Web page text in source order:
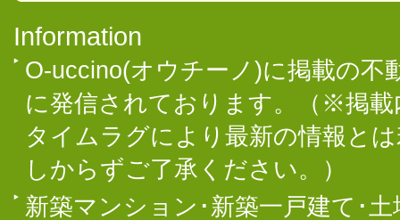
Information
O-uccino(オウチーノ)に掲載の不
に発信されております。（※掲
タイムラグにより最新の情報と
しからずご了承ください。）
新築マンション･新築一戸建て･